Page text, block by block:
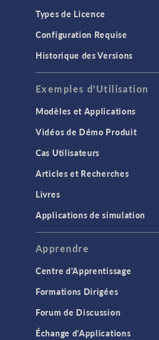
Types de Licence
Configuration Requise
Historique des Versions
Exemples d'Utilisation
Modèles et Applications
Vidéos de Démo Produit
Cas Utilisateurs
Articles et Recherches
Livres
Applications de simulation
Apprendre
Centre d'Apprentissage
Formations Dirigées
Forum de Discussion
Échange d'Applications